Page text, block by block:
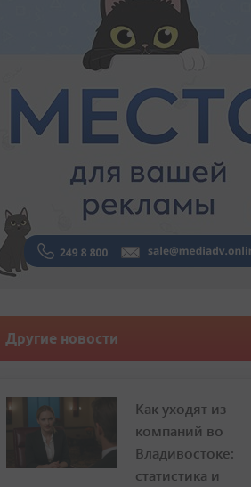
Другие новости
Как уходят из
компаний во
Владивостоке:
статистика и